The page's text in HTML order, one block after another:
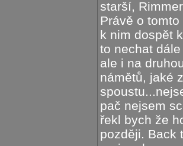
starší,
Právě o
k nim dospět
to nechat
ale i na
námětů, jaké
pač nejsem
řekl bych že
později. Back